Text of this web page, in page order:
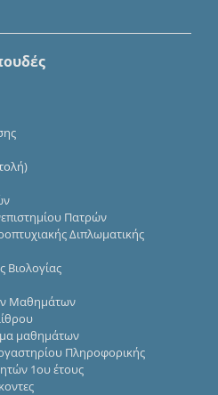
Πατρών
Διπλωματικής
Βιολογίας
Μαθημάτων
μαθημάτων
Πληροφορικής
1ου έτους